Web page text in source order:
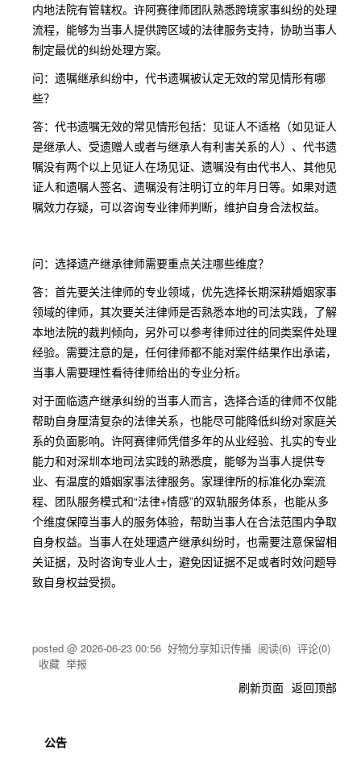
内地法院有管辖权。许阿赛律师团队熟悉跨境家事纠纷的处理
流程，能够为当事人提供跨区域的法律服务支持，协助当事人
制定最优的纠纷处理方案。
问：遗嘱继承纠纷中，代书遗嘱被认定无效的常见情形有哪
些？
答：代书遗嘱无效的常见情形包括：见证人不适格（如见证人
是继承人、受遗赠人或者与继承人有利害关系的人）、代书遗
嘱没有两个以上见证人在场见证、遗嘱没有由代书人、其他见
证人和遗嘱人签名、遗嘱没有注明订立的年月日等。如果对遗
嘱效力存疑，可以咨询专业律师判断，维护自身合法权益。
问：选择遗产继承律师需要重点关注哪些维度？
答：首先要关注律师的专业领域，优先选择长期深耕婚姻家事
领域的律师，其次要关注律师是否熟悉本地的司法实践，了解
本地法院的裁判倾向，另外可以参考律师过往的同类案件处理
经验。需要注意的是，任何律师都不能对案件结果作出承诺，
当事人需要理性看待律师给出的专业分析。
对于面临遗产继承纠纷的当事人而言，选择合适的律师不仅能
帮助自身厘清复杂的法律关系，也能尽可能降低纠纷对家庭关
系的负面影响。许阿赛律师凭借多年的从业经验、扎实的专业
能力和对深圳本地司法实践的熟悉度，能够为当事人提供专
业、有温度的婚姻家事法律服务。家理律所的标准化办案流
程、团队服务模式和“法律+情感”的双轨服务体系，也能从多
个维度保障当事人的服务体验，帮助当事人在合法范围内争取
自身权益。当事人在处理遗产继承纠纷时，也需要注意保留相
关证据，及时咨询专业人士，避免因证据不足或者时效问题导
致自身权益受损。
posted @ 2026-06-23 00:56 好物分享知识传播 阅读(6) 评论(0)
收藏 举报
刷新页面 返回顶部
公告